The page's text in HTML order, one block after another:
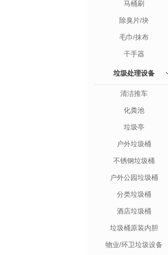
马桶刷
除臭片/块
毛巾/抹布
干手器
垃圾处理设备
清洁推车
化粪池
垃圾亭
户外垃圾桶
不锈钢垃圾桶
户外公园垃圾桶
分类垃圾桶
酒店垃圾桶
垃圾桶原装内胆
物业/环卫垃圾设备